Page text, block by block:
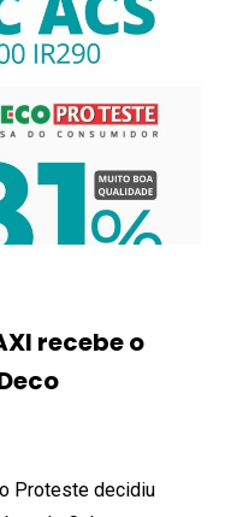
recebe o
Proteste decidiu